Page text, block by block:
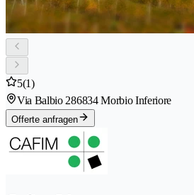
5(1)
Via Balbio 286834 Morbio Inferiore
Offerte anfragen